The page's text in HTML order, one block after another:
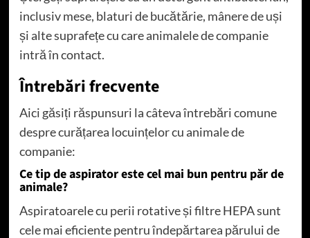
inclusiv mese, blaturi de bucătărie, mânere de uși
și alte suprafețe cu care animalele de companie
intră în contact.
Întrebări frecvente
Aici găsiți răspunsuri la câteva întrebări comune
despre curățarea locuințelor cu animale de
companie:
Ce tip de aspirator este cel mai bun pentru păr de
animale?
Aspiratoarele cu perii rotative și filtre HEPA sunt
cele mai eficiente pentru îndepărtarea părului de